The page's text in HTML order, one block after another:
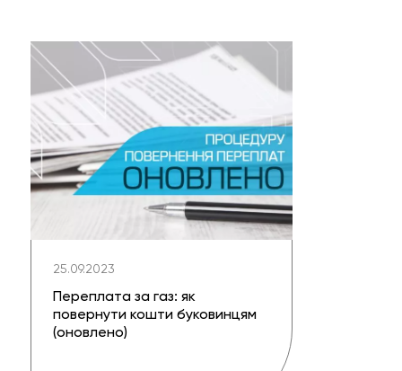
25.09.2023
Переплата за газ: як
повернути кошти буковинцям
(оновлено)